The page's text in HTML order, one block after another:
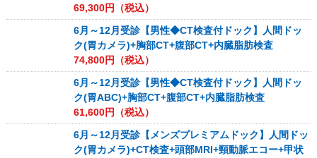
69,300円（税込）
6月～12月受診【男性◆CT検査付ドック】人間ドッ
ク(胃カメラ)+胸部CT+腹部CT+内臓脂肪検査
74,800円（税込）
6月～12月受診【男性◆CT検査付ドック】人間ドッ
ク(胃ABC)+胸部CT+腹部CT+内臓脂肪検査
61,600円（税込）
6月～12月受診【メンズプレミアムドック】人間ドッ
ク(胃カメラ)+CT検査+頭部MRI+頸動脈エコー+甲状